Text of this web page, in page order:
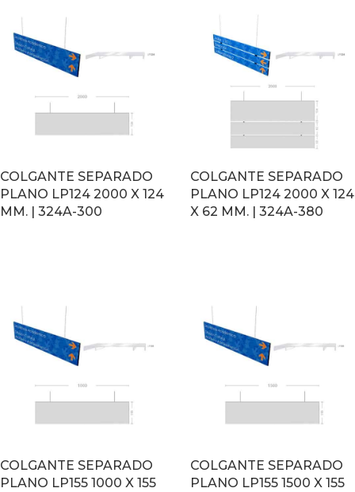
COLGANTE SEPARADO
PLANO LP124 2000 X 124
MM. | 324A-300
COLGANTE SEPARADO
PLANO LP124 2000 X 124
X 62 MM. | 324A-380
COLGANTE SEPARADO
PLANO LP155 1000 X 155
COLGANTE SEPARADO
PLANO LP155 1500 X 155